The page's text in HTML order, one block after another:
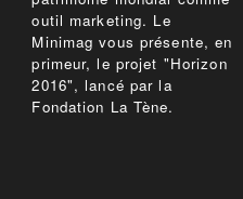
outil marketing. Le
Minimag vous présente, en
primeur, le projet "Horizon
2016", lancé par la
Fondation La Tène.